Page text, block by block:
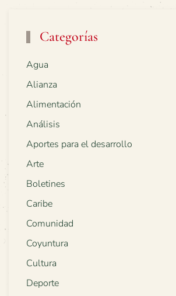
Categorías
Agua
Alianza
Alimentación
Análisis
Aportes para el desarrollo
Arte
Boletines
Caribe
Comunidad
Coyuntura
Cultura
Deporte